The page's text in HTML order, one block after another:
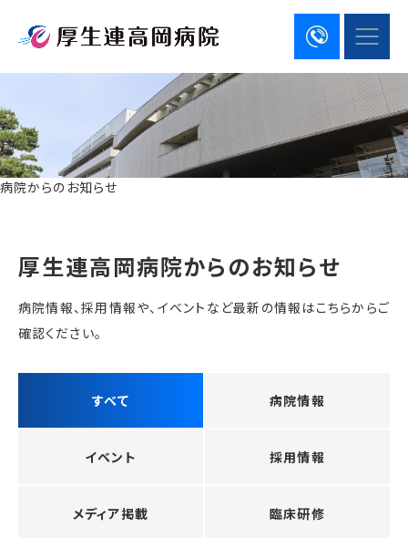
病院からのお知らせ
厚生連高岡病院からのお知らせ
病院情報、採用情報や、イベントなど最新の情報はこちらからご
確認ください。
すべて 病院情報
イベント 採用情報
メディア掲載 臨床研修